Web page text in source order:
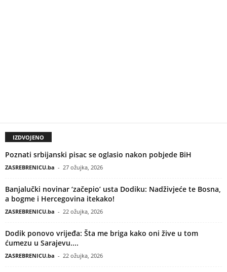
IZDVOJENO
Poznati srbijanski pisac se oglasio nakon pobjede BiH
ZASREBRENICU.ba - 27 ožujka, 2026
Banjalučki novinar ‘začepio’ usta Dodiku: Nadživjeće te Bosna,
a bogme i Hercegovina itekako!
ZASREBRENICU.ba - 22 ožujka, 2026
Dodik ponovo vrijeđa: Šta me briga kako oni žive u tom
ćumezu u Sarajevu....
ZASREBRENICU.ba - 22 ožujka, 2026